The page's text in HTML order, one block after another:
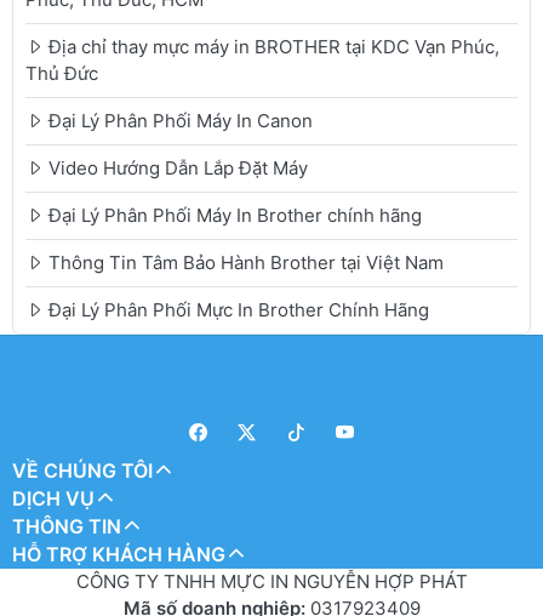
Địa chỉ thay mực máy in BROTHER tại KDC Vạn Phúc,
Thủ Đức
Đại Lý Phân Phối Máy In Canon
Video Hướng Dẫn Lắp Đặt Máy
Đại Lý Phân Phối Máy In Brother chính hãng
Thông Tin Tâm Bảo Hành Brother tại Việt Nam
Đại Lý Phân Phối Mực In Brother Chính Hãng
VỀ CHÚNG TÔI
DỊCH VỤ
THÔNG TIN
HỖ TRỢ KHÁCH HÀNG
CÔNG TY TNHH MỰC IN NGUYỄN HỢP PHÁT
Mã số doanh nghiệp: 0317923409